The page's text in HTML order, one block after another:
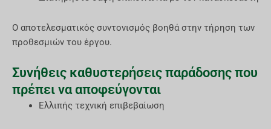
Ο αποτελεσματικός συντονισμός βοηθά στην τήρηση των
προθεσμιών του έργου.
Συνήθεις καθυστερήσεις παράδοσης που
πρέπει να αποφεύγονται
Ελλιπής τεχνική επιβεβαίωση